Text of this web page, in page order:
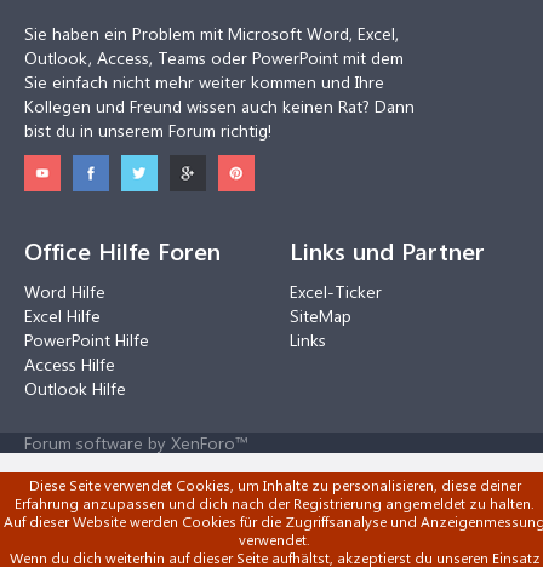
Sie haben ein Problem mit Microsoft Word, Excel,
Outlook, Access, Teams oder PowerPoint mit dem
Sie einfach nicht mehr weiter kommen und Ihre
Kollegen und Freund wissen auch keinen Rat? Dann
bist du in unserem Forum richtig!
Office Hilfe Foren
Word Hilfe
Excel Hilfe
PowerPoint Hilfe
Access Hilfe
Outlook Hilfe
Links und Partner
Excel-Ticker
SiteMap
Links
Forum software by XenForo™
Diese Seite verwendet Cookies, um Inhalte zu personalisieren, diese deiner
Erfahrung anzupassen und dich nach der Registrierung angemeldet zu halten.
Auf dieser Website werden Cookies für die Zugriffsanalyse und
verwendet.
Wenn du dich weiterhin auf dieser Seite aufhältst, akzeptierst du unseren Einsatz